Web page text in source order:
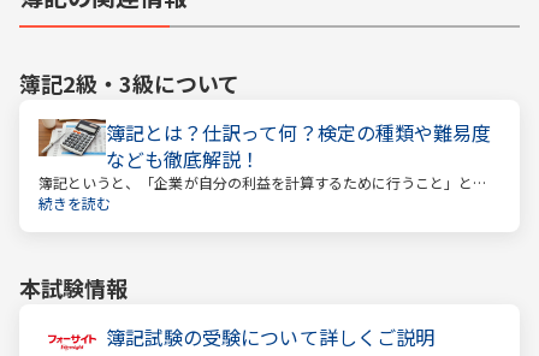
簿記2級・3級について
簿記とは？仕訳って何？検定の種類や難易度
なども徹底解説！
簿記というと、「企業が自分の利益を計算するために行うこと」とい
うイメージがあるかもしれません。しかし、それはほんの一側面に過
続きを読む
本試験情報
簿記試験の受験について詳しくご説明